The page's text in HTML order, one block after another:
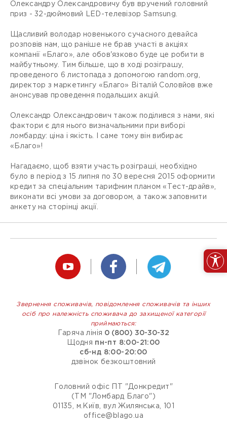
Олександру Олександровичу був вручений головний
приз - 32-дюймовий LED-телевізор Samsung.
Щасливий володар новенького сучасного девайса
розповів нам, що раніше не брав участі в акціях
компанії «Благо», але обов'язково буде це робити в
майбутньому. Тим більше, що в ході розіграшу,
проведеного 6 листопада з допомогою random.org,
директор з маркетингу «Благо» Віталій Соловйов вже
анонсував проведення подальших акцій.
Олександр Олександрович також поділився з нами, які
фактори є для нього визначальними при виборі
ломбарду: ціна і якість. І саме тому він вибирає
«Благо»!
Нагадаємо, щоб взяти участь розіграші, необхідно
було в період з 15 липня по 30 вересня 2015 оформити
кредит за спеціальним тарифним планом «Тест-драйв»,
виконати всі умови за договором, а також заповнити
анкету на сторінці акції.
Звернення споживачів, повідомлення споживачів та інших
осіб про належність споживача до захищеної категорії
приймаються:
Гаряча лінія 0 (800) 30-30-32
Щодня пн-пт 8:00-21:00
сб-нд 8:00-20:00
дзвінок безкоштовний
Головний офіс ПТ "Донкредит"
(ТМ "Ломбард Благо")
01135, м.Київ, вул Жилянська, 101
office@blago.ua